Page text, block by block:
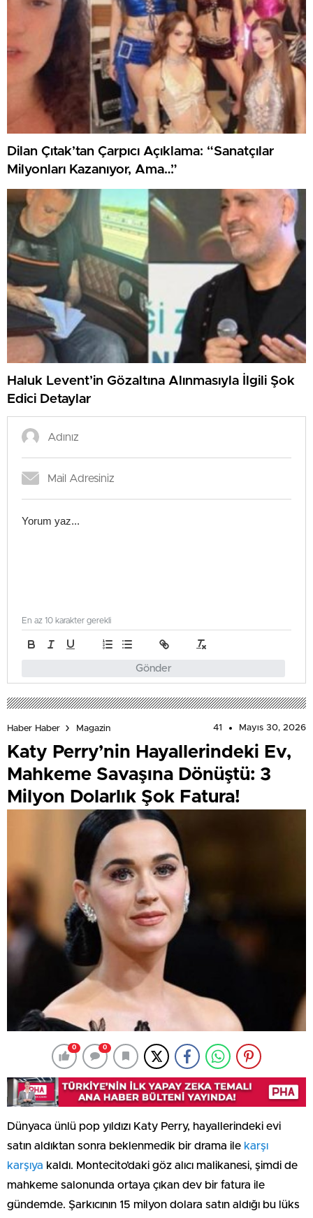
Dilan Çıtak’tan Çarpıcı Açıklama: “Sanatçılar
Milyonları Kazanıyor, Ama…”
Haluk Levent’in Gözaltına Alınmasıyla İlgili Şok
Edici Detaylar
Gönder
En az 10 karakter gerekli
Haber Haber Magazin 41 Mayıs 30, 2026
Katy Perry’nin Hayallerindeki Ev,
Mahkeme Savaşına Dönüştü: 3
Milyon Dolarlık Şok Fatura!
0 0
Dünyaca ünlü pop yıldızı Katy Perry, hayallerindeki evi
satın aldıktan sonra beklenmedik bir drama ile karşı
karşıya kaldı. Montecito’daki göz alıcı malikanesi, şimdi de
mahkeme salonunda ortaya çıkan dev bir fatura ile
gündemde. Şarkıcının 15 milyon dolara satın aldığı bu lüks